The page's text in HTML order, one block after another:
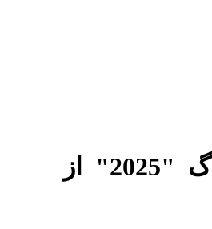
نوشته های بلاگ "2025" از